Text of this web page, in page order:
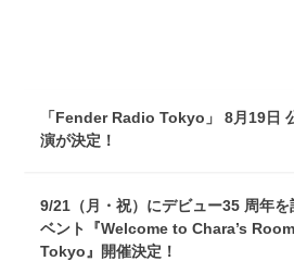
「Fender Radio Tokyo」 8月19日
演が決定！
9/21（月・祝）にデビュー35 周年
ベント『Welcome to Chara’s
Tokyo』開催決定！